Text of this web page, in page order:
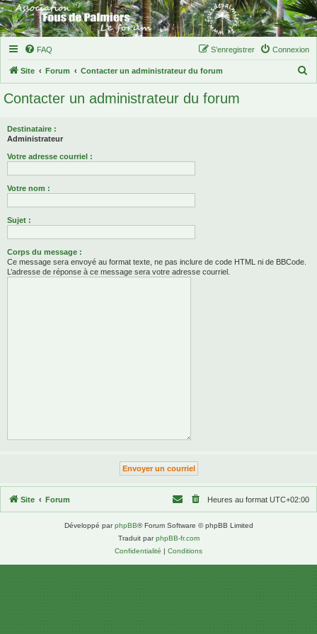
FAQ Connexion
S’enregistrer
Site Forum Contacter un administrateur du forum
Contacter un administrateur du forum
Destinataire :
Administrateur
Votre adresse courriel :
Votre nom :
Sujet :
Corps du message :
Ce message sera envoyé au format texte, ne pas inclure de code HTML ni de BBCode.
L’adresse de réponse à ce message sera votre adresse courriel.
Site Forum Heures au format UTC+02:00
Développé parphpBB® Forum Software © phpBB Limited
Traduit parphpBB-fr.com
Confidentialité | Conditions